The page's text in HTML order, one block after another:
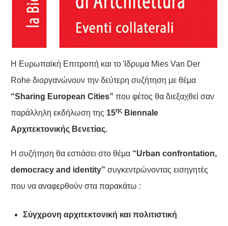
Η Ευρωπαϊκή Επιτροπή και το Ίδρυμα Mies Van Der
Rohe διοργανώνουν την δεύτερη συζήτηση με θέμα
“Sharing European Cities” που φέτος θα διεξαχθεί σαν
παράλληλη εκδήλωση της 15ης Biennale
Αρχιτεκτονικής Βενετίας.
Η συζήτηση θα εστιάσει στο θέμα “Urban confrontation,
democracy and identity” συγκεντρώνοντας εισηγητές
που να αναφερθούν στα παρακάτω :
Σύγχρονη αρχιτεκτονική και πολιτιστική